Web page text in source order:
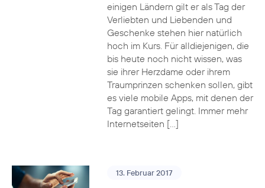
einigen Ländern gilt er als Tag der
Verliebten und Liebenden und
Geschenke stehen hier natürlich
hoch im Kurs. Für alldiejenigen, die
bis heute noch nicht wissen, was
sie ihrer Herzdame oder ihrem
Traumprinzen schenken sollen, gibt
es viele mobile Apps, mit denen der
Tag garantiert gelingt. Immer mehr
Internetseiten […]
13. Februar 2017